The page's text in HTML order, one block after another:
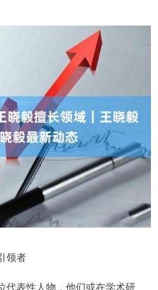
领者
代表性人物，他们或在学术研